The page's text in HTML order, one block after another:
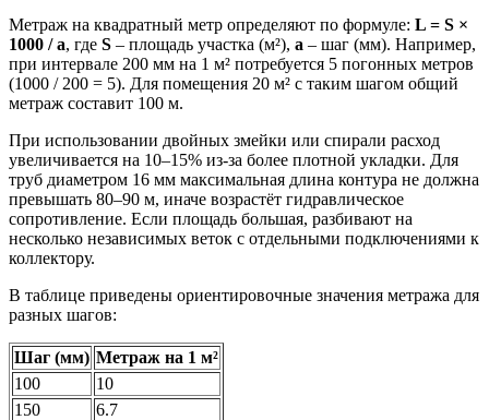
Метраж на квадратный метр определяют по формуле: L = S ×
1000 / a, где S – площадь участка (м²), a – шаг (мм). Например,
при интервале 200 мм на 1 м² потребуется 5 погонных метров
(1000 / 200 = 5). Для помещения 20 м² с таким шагом общий
метраж составит 100 м.
При использовании двойных змейки или спирали расход
увеличивается на 10–15% из-за более плотной укладки. Для
труб диаметром 16 мм максимальная длина контура не должна
превышать 80–90 м, иначе возрастёт гидравлическое
сопротивление. Если площадь большая, разбивают на
несколько независимых веток с отдельными подключениями к
коллектору.
В таблице приведены ориентировочные значения метража для
разных шагов:
Шаг (мм) Метраж на 1 м²
100
10
150
6.7